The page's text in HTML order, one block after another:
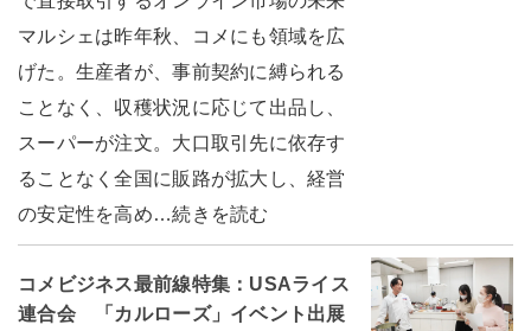
マルシェは昨年秋、コメにも領域を広
げた。生産者が、事前契約に縛られる
ことなく、収穫状況に応じて出品し、
スーパーが注文。大口取引先に依存す
ることなく全国に販路が拡大し、経営
の安定性を高め…続きを読む
コメビジネス最前線特集：USAライス
連合会 「カルローズ」イベント出展